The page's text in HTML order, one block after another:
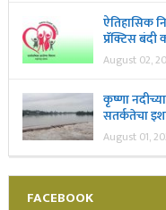
ऐतिहासिक
प्रॅक्टिस बंदी
August 02,
कृष्णा
सतर्कतेचा
August 01,
FACEBOOK